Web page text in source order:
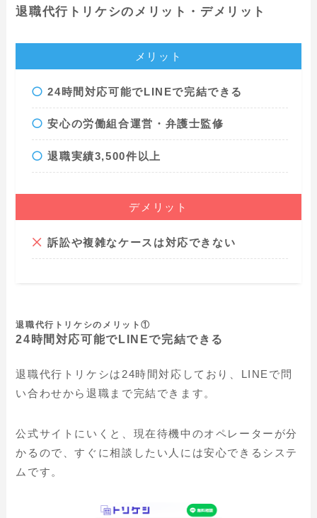
退職代行トリケシのメリット・デメリット
メリット
24時間対応可能でLINEで完結できる
安心の労働組合運営・弁護士監修
退職実績3,500件以上
デメリット
訴訟や複雑なケースは対応できない
退職代行トリケシのメリット①
24時間対応可能でLINEで完結できる
退職代行トリケシは24時間対応しており、LINEで問
い合わせから退職まで完結できます。
公式サイトにいくと、現在待機中のオペレーターが分
かるので、すぐに相談したい人には安心できるシステ
ムです。